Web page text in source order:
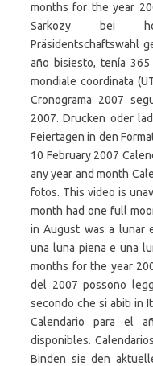
months for the year
Sarkozy bei
Präsidentschaftswahl
año bisiesto, tenía
mondiale coordinata
Cronograma 2007
2007. Drucken oder
Feiertagen in den
10 February 2007
any year and month
fotos. This video is
month had one full
in August was a lunar
una luna piena e una
months for the year
del 2007 possono
secondo che si abiti in
Calendario para el
disponibles.
Binden sie den